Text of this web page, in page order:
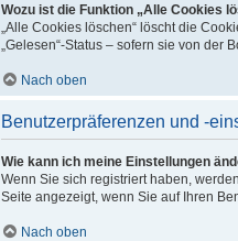
Wozu ist die Funktion „Alle Cookies
„Alle Cookies löschen“ löscht die
„Gelesen“-Status – sofern sie von
Nach oben
Benutzerpräferenzen und -
Wie kann ich meine Einstellungen
Wenn Sie sich registriert haben,
Seite angezeigt, wenn Sie auf Ihren
Nach oben